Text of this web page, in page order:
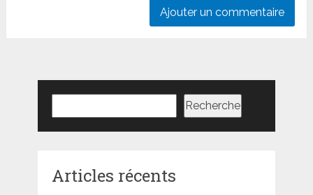
Recherche
Articles récents